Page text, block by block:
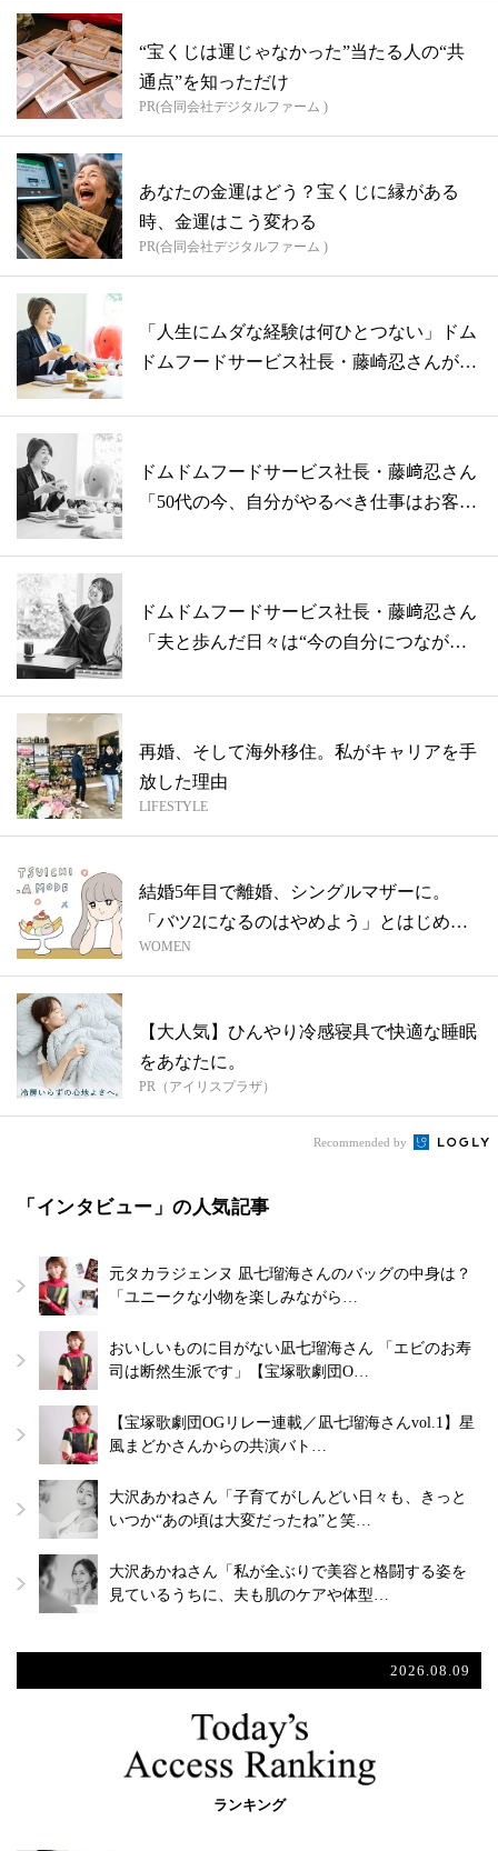
“宝くじは運じゃなかった”当たる人の“共
通点”を知っただけ
PR(合同会社デジタルファーム )
あなたの金運はどう？宝くじに縁がある
時、金運はこう変わる
PR(合同会社デジタルファーム )
「人生にムダな経験は何ひとつない」ドム
ドムフードサービス社長・藤崎忍さんが働
ドムドムフードサービス社長・藤﨑忍さん
「50代の今、自分がやるべき仕事はお客様
ドムドムフードサービス社長・藤﨑忍さん
「夫と歩んだ日々は“今の自分につながる
再婚、そして海外移住。私がキャリアを手
放した理由
LIFESTYLE
結婚5年目で離婚、シングルマザーに。
「バツ2になるのはやめよう」とはじめた
事実婚...
WOMEN
【大人気】ひんやり冷感寝具で快適な睡眠
をあなたに。
PR（アイリスプラザ）
Recommended by
「インタビュー」の人気記事
元タカラジェンヌ 凪七瑠海さんのバッグの中身は？
「ユニークな小物を楽しみながら…
おいしいものに目がない凪七瑠海さん 「エビのお寿
司は断然生派です」【宝塚歌劇団O…
【宝塚歌劇団OGリレー連載／凪七瑠海さんvol.1】星
風まどかさんからの共演バト…
大沢あかねさん「子育てがしんどい日々も、きっと
いつか“あの頃は大変だったね”と笑…
大沢あかねさん「私が全ぶりで美容と格闘する姿を
見ているうちに、夫も肌のケアや体型…
2026.08.09
ランキング